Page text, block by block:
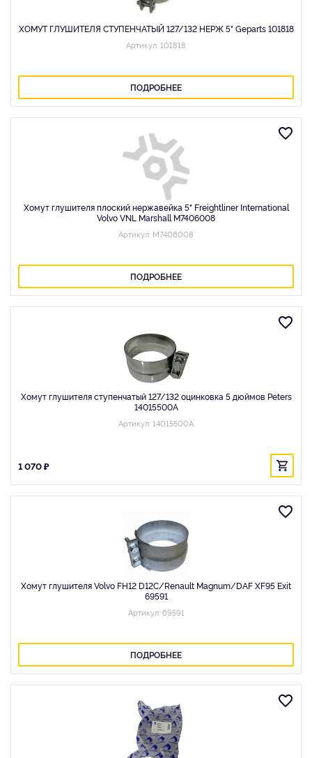
ХОМУТ ГЛУШИТЕЛЯ СТУПЕНЧАТЫЙ 127/132 НЕРЖ 5" Geparts 101818
Артикул: 101818
ПОДРОБНЕЕ
Хомут глушителя плоский нержавейка 5" Freightliner International
Volvo VNL Marshall M7406008
Артикул: M7406008
ПОДРОБНЕЕ
Хомут глушителя ступенчатый 127/132 оцинковка 5 дюймов Peters
14015500A
Артикул: 14015500A
1 070 ₽
Хомут глушителя Volvo FH12 D12C/Renault Magnum/DAF XF95 Exit
69591
Артикул: 69591
ПОДРОБНЕЕ